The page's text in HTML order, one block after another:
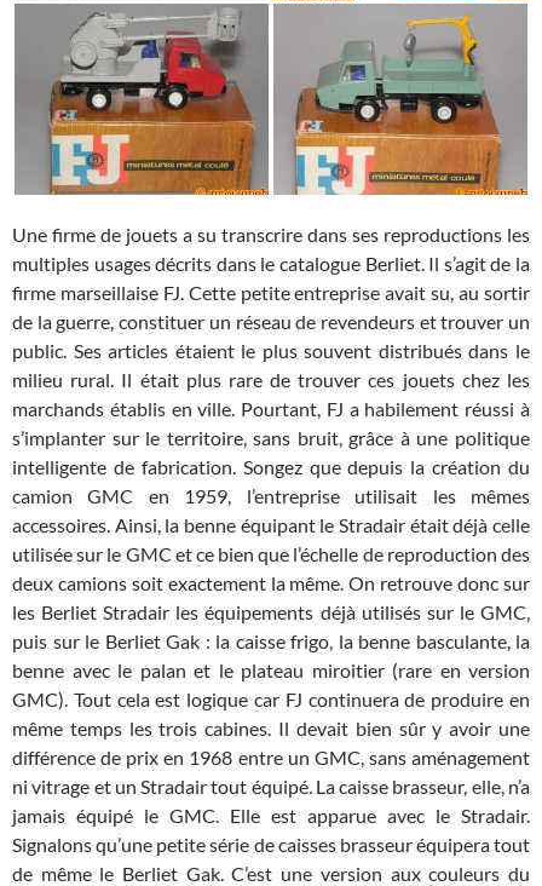
Une firme de jouets a su transcrire dans ses reproductions les
multiples usages décrits dans le catalogue Berliet. Il s’agit de la
firme marseillaise FJ. Cette petite entreprise avait su, au sortir
de la guerre, constituer un réseau de revendeurs et trouver un
public. Ses articles étaient le plus souvent distribués dans le
milieu rural. Il était plus rare de trouver ces jouets chez les
marchands établis en ville. Pourtant, FJ a habilement réussi à
s’implanter sur le territoire, sans bruit, grâce à une politique
intelligente de fabrication. Songez que depuis la création du
camion GMC en 1959, l’entreprise utilisait les mêmes
accessoires. Ainsi, la benne équipant le Stradair était déjà celle
utilisée sur le GMC et ce bien que l’échelle de reproduction des
deux camions soit exactement la même. On retrouve donc sur
les Berliet Stradair les équipements déjà utilisés sur le GMC,
puis sur le Berliet Gak : la caisse frigo, la benne basculante, la
benne avec le palan et le plateau miroitier (rare en version
GMC). Tout cela est logique car FJ continuera de produire en
même temps les trois cabines. Il devait bien sûr y avoir une
différence de prix en 1968 entre un GMC, sans aménagement
ni vitrage et un Stradair tout équipé. La caisse brasseur, elle, n’a
jamais équipé le GMC. Elle est apparue avec le Stradair.
Signalons qu’une petite série de caisses brasseur équipera tout
de même le Berliet Gak. C’est une version aux couleurs du